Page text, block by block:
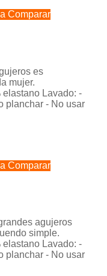
Comparar
es
mujer.
Lavado: -
planchar - No usar
Comparar
agujeros
simple.
Lavado: -
planchar - No usar